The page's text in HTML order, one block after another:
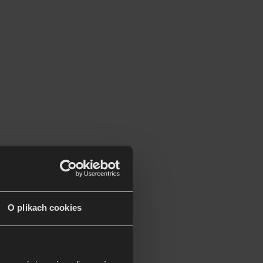
O plikach cookies